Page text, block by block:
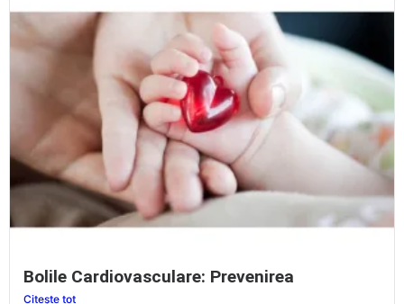
Bolile Cardiovasculare: Prevenirea
Citește tot